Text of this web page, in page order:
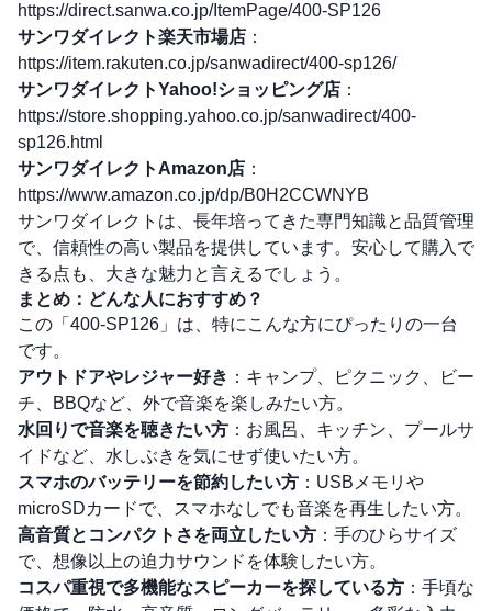
https://direct.sanwa.co.jp/ItemPage/400-SP126
サンワダイレクト楽天市場店 ：
https://item.rakuten.co.jp/sanwadirect/400-sp126/
サンワダイレクトYahoo!ショッピング店 ：
https://store.shopping.yahoo.co.jp/sanwadirect/400-
sp126.html
サンワダイレクトAmazon店 ：
https://www.amazon.co.jp/dp/B0H2CCWNYB
サンワダイレクトは、長年培ってきた専門知識と品質管理
で、信頼性の高い製品を提供しています。安心して購入で
きる点も、大きな魅力と言えるでしょう。
まとめ：どんな人におすすめ？
この「400-SP126」は、特にこんな方にぴったりの一台
です。
アウトドアやレジャー好き ：キャンプ、ピクニック、ビー
チ、BBQなど、外で音楽を楽しみたい方。
水回りで音楽を聴きたい方 ：お風呂、キッチン、プールサ
イドなど、水しぶきを気にせず使いたい方。
スマホのバッテリーを節約したい方 ：USBメモリや
microSDカードで、スマホなしでも音楽を再生したい方。
高音質とコンパクトさを両立したい方 ：手のひらサイズ
で、想像以上の迫力サウンドを体験したい方。
コスパ重視で多機能なスピーカーを探している方 ：手頃な